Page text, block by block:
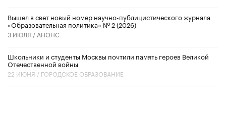
Вышел в свет новый номер научно-публицистического журнала
«Образовательная политика» № 2 (2026)
3 ИЮЛЯ / АНОНС
Школьники и студенты Москвы почтили память героев Великой
Отечественной войны
22 ИЮНЯ / ГОРОДСКОЕ ОБРАЗОВАНИЕ